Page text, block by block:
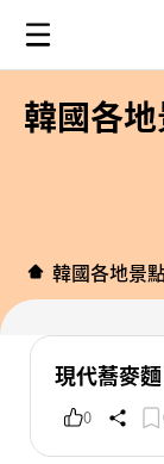
韓國各
韓國各地景
現代蕎麥
0